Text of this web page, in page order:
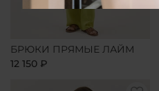
БРЮКИ ПРЯМЫЕ ЛАЙМ
12 150 ₽